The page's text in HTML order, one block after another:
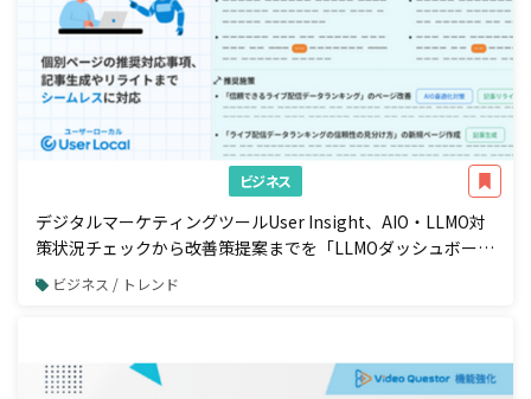
ビジネス
デジタルマーケティングツールUser Insight、AIO・LLMO対
策状況チェックから改善策提案までを「LLMOダッシュボー
ド」で一元管理
ビジネス / トレンド